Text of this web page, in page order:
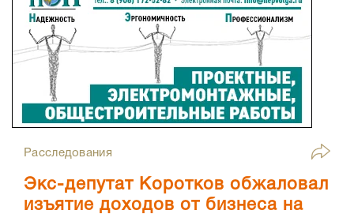
Расследования
Экс-депутат Коротков обжаловал
изъятие доходов от бизнеса на